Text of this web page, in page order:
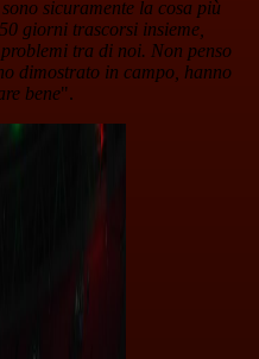
sicuramente la cosa più
giorni trascorsi insieme,
tra di noi. Non penso
dimostrato in campo, hanno
bene".